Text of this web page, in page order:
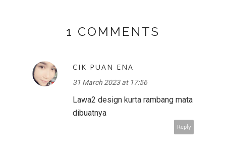
1 COMMENTS
CIK PUAN ENA
31 March 2023 at 17:56
Lawa2 design kurta rambang mata
dibuatnya
Reply